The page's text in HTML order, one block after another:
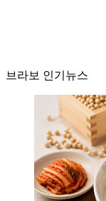
브라보 인기뉴스